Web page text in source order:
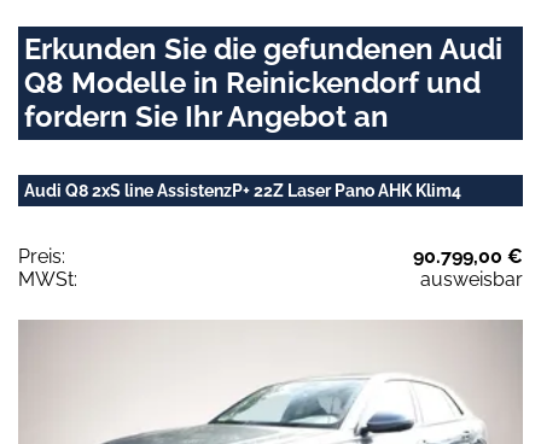
Erkunden Sie die gefundenen Audi
Q8 Modelle in Reinickendorf und
fordern Sie Ihr Angebot an
Audi Q8 2xS line AssistenzP+ 22Z Laser Pano AHK Klim4
Preis:
90.799,00 €
MWSt:
ausweisbar